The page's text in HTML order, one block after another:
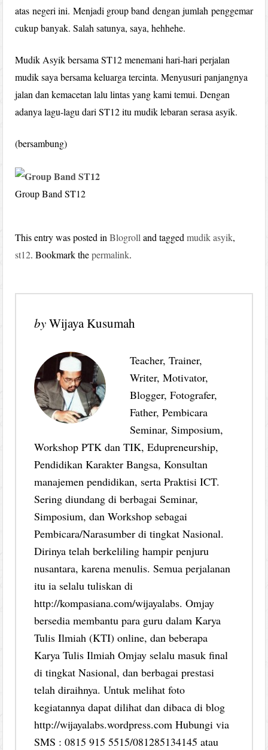
atas negeri ini. Menjadi group band dengan jumlah penggemar
cukup banyak. Salah satunya, saya, hehhehe.
Mudik Asyik bersama ST12 menemani hari-hari perjalan
mudik saya bersama keluarga tercinta. Menyusuri panjangnya
jalan dan kemacetan lalu lintas yang kami temui. Dengan
adanya lagu-lagu dari ST12 itu mudik lebaran serasa asyik.
(bersambung)
Group Band ST12
This entry was posted inBlogrolland taggedmudik asyik,
st12. Bookmark thepermalink.
byWijaya Kusumah
Teacher, Trainer,
Writer, Motivator,
Blogger, Fotografer,
Father, Pembicara
Seminar, Simposium,
Workshop PTK dan TIK, Edupreneurship,
Pendidikan Karakter Bangsa, Konsultan
manajemen pendidikan, serta Praktisi ICT.
Sering diundang di berbagai Seminar,
Simposium, dan Workshop sebagai
Pembicara/Narasumber di tingkat Nasional.
Dirinya telah berkeliling hampir penjuru
nusantara, karena menulis. Semua perjalanan
itu ia selalu tuliskan di
http://kompasiana.com/wijayalabs. Omjay
bersedia membantu para guru dalam Karya
Tulis Ilmiah (KTI) online, dan beberapa
Karya Tulis Ilmiah Omjay selalu masuk final
di tingkat Nasional, dan berbagai prestasi
telah diraihnya. Untuk melihat foto
kegiatannya dapat dilihat dan dibaca di blog
http://wijayalabs.wordpress.com Hubungi via
SMS : 0815 915 5515/081285134145 atau